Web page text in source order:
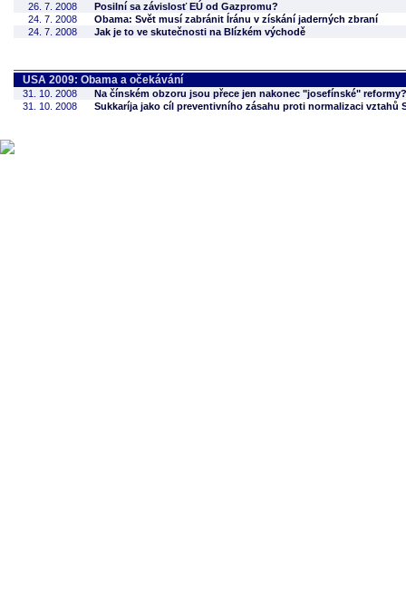
26. 7. 2008
Posilní sa závislosť EÚ od Gazpromu?
24. 7. 2008
Obama: Svět musí zabránit Íránu v získání jaderných zbraní
24. 7. 2008
Jak je to ve skutečnosti na Blízkém východě
USA 2009: Obama a očekávání
31. 10. 2008
Na čínském obzoru jsou přece jen nakonec "josefínské" reformy?
31. 10. 2008
Sukkaríja jako cíl preventivního zásahu proti normalizaci vztahů